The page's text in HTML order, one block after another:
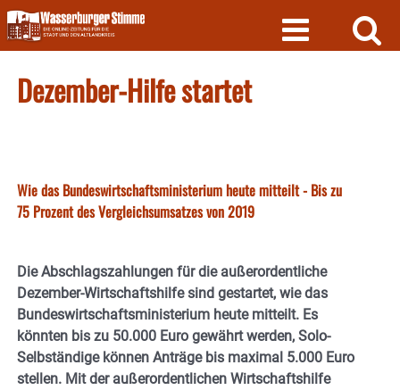
Skip
to
content
Dezember-Hilfe startet
Wie das Bundeswirtschaftsministerium heute mitteilt - Bis zu
75 Prozent des Vergleichsumsatzes von 2019
Die Abschlagszahlungen für die außerordentliche
Dezember-Wirtschaftshilfe sind gestartet, wie das
Bundeswirtschaftsministerium heute mitteilt. Es
könnten bis zu 50.000 Euro gewährt werden, Solo-
Selbständige können Anträge bis maximal 5.000 Euro
stellen. Mit der außerordentlichen Wirtschaftshilfe